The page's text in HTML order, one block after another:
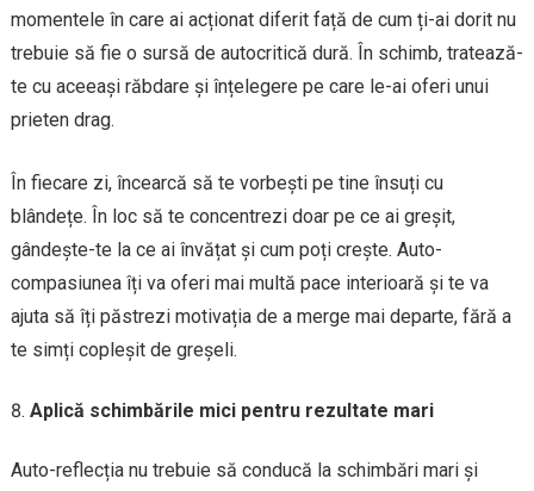
momentele în care ai acționat diferit față de cum ți-ai dorit nu
trebuie să fie o sursă de autocritică dură. În schimb, tratează-
te cu aceeași răbdare și înțelegere pe care le-ai oferi unui
prieten drag.
În fiecare zi, încearcă să te vorbești pe tine însuți cu
blândețe. În loc să te concentrezi doar pe ce ai greșit,
gândește-te la ce ai învățat și cum poți crește. Auto-
compasiunea îți va oferi mai multă pace interioară și te va
ajuta să îți păstrezi motivația de a merge mai departe, fără a
te simți copleșit de greșeli.
Aplică schimbările mici pentru rezultate mari
Auto-reflecția nu trebuie să conducă la schimbări mari și